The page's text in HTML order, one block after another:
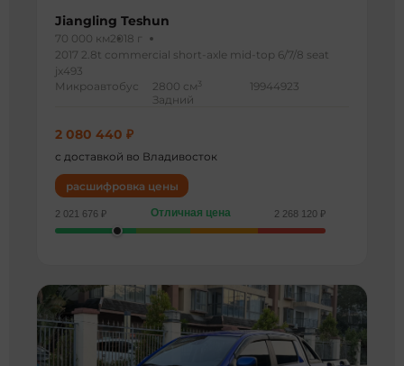
Jiangling Teshun
70 000 км2018 г
2017 2.8t commercial short-axle mid-top 6/7/8 seat
jx493
Микроавтобус
2800 см 3
Задний
19944923
2 080 440 ₽
с доставкой во Владивосток
расшифровка цены
2 021 676 ₽ Отличная цена 2 268 120 ₽